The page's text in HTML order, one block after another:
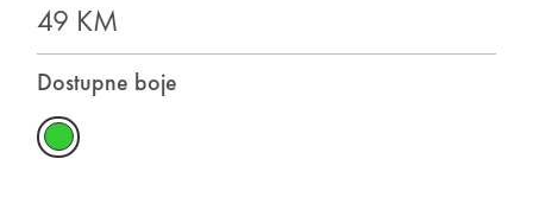
49 KM
Dostupne boje